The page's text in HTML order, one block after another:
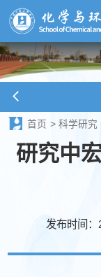
首页 > 科学研究
研究中
发布时间：